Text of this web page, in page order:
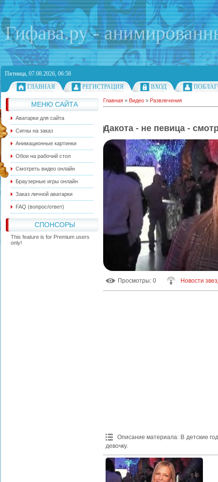
Гифава.ру -
Пятница, 07.08.2026, 06:58
ГЛАВНАЯ
РЕГИСТРАЦИЯ ВХОД
МЕНЮ САЙТА
Аватарки для сайта
Сигны на заказ
Анимационные картинки
Обои на рабочий стол
Смотреть видео онлайн
Браузерные игры онлайн
Заказ личной аватарки
FAQ (вопрос/ответ)
СПОНСОРЫ
This feature is for Premium users
only!
Главная » Видео » Развлечения
Дакота - не певица -
Просмотры: 0 Новости
Описание материала: В детские
девочку.